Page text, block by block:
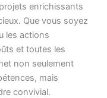
enrichissants
Que vous soyez
les actions
et toutes les
non seulement
mais
convivial.